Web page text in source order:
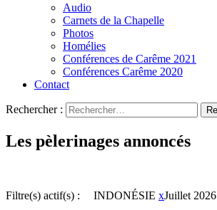
Audio
Carnets de la Chapelle
Photos
Homélies
Conférences de Carême 2021
Conférences Carême 2020
Contact
Rechercher :
Les pèlerinages annoncés
Filtre(s) actif(s) : INDONÉSIE xJuillet 2026